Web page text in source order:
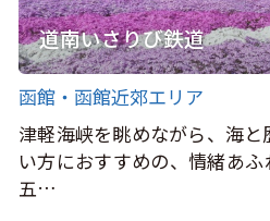
道南いさりび鉄道
函館・函館近郊エリア
津軽海峡を眺めながら、海
い方におすすめの、情緒あふ
五…